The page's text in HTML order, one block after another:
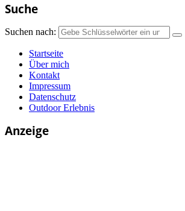
Suche
Suchen nach:
Startseite
Über mich
Kontakt
Impressum
Datenschutz
Outdoor Erlebnis
Anzeige